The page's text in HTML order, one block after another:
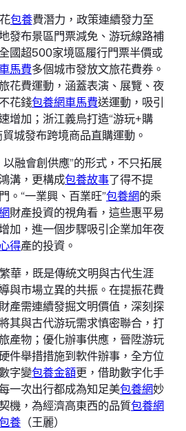
包養費潛力，政策連續發力至
發布景區門票減免、游玩線路補
國超500家境區履行門票半價或
馬費多個城市發放文旅花費券。
花費運動，涵蓋表演、展覽、夜
花錢包養網車馬費送運動，吸引
增加；浙江義烏打造“游玩+購
城發布跨境商品直購運動。
融會創供應”的形式，不只拓展
溝，更構成包養故事了得不提
。“一業興、百業旺”包養網的乘
財產投資的視角看，這些惠平易
加，進一個步驟吸引企業加年夜
得產的投資。
華，既是傳統文明與古代生涯
與市場立異的共振。在提振花費
產需連續發掘文明價值，深刻探
其與古代游玩需求慎密聯合，打
產物；優化辦事供應，晉陞游玩
件舉措措施到軟件辦事，全方位
字變包養金額更，借助數字化手
一次出行都成為知足美包養網妙
契機，為經濟高東西的品質包養網
養 （王麗）